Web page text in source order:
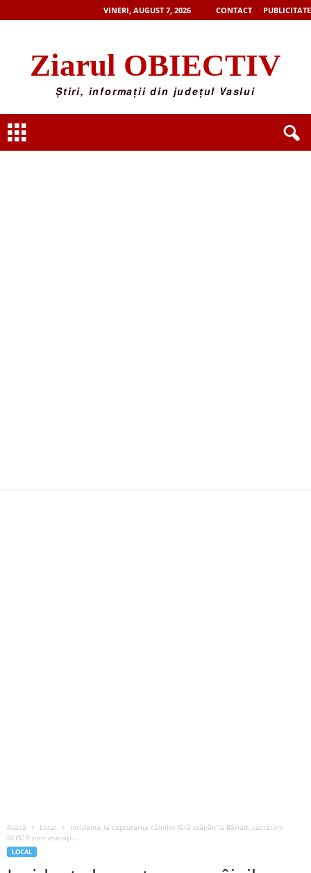
VINERI, AUGUST 7, 2026 CONTACT PUBLICITATE
Ziarul OBIECTIV
Știri, informații din județul Vaslui
Acasă Local
Incidente la capturarea câinilor fără stăpân la Bârlad. Lucrătorii
REISER sunt atacați...
LOCAL